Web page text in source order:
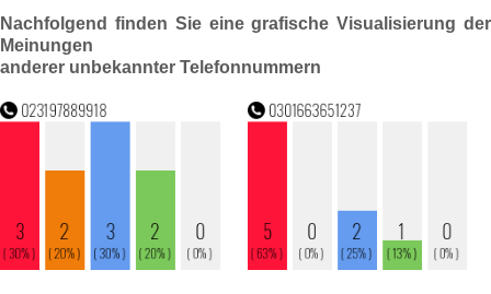
Nachfolgend finden Sie eine grafische Visualisierung der
Meinungen
anderer unbekannter Telefonnummern